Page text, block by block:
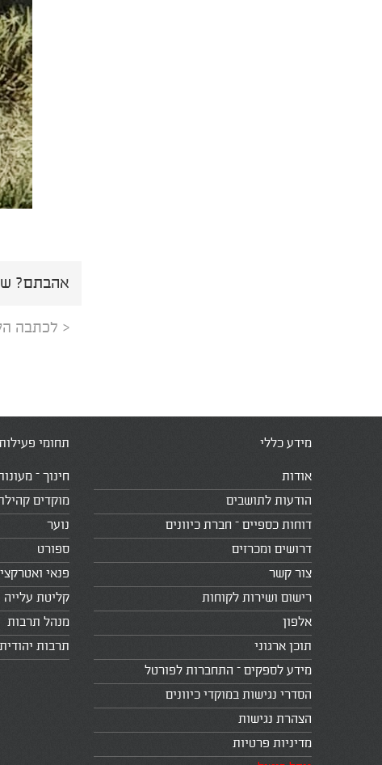
אהבתם?
< לכתבה
מידע כללי
אודות
הודעות לתושבים
דוחות כספיים – חברת כיוונים
דרושים ומכרזים
צור קשר
רישום ושירות לקוחות
אלפון
תוכן ארגוני
מידע לספקים – התחברות לפורטל
הסדרי נגישות במוקדי כיוונים
הצהרת נגישות
מדיניות פרטיות
תחומי
חינוך –
מוקדים
נוער
ספורט
פנאי
קליטת עלייה
מנהל תרבות
תרבות